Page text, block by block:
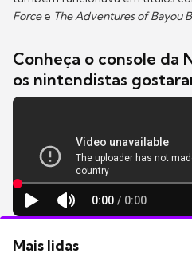
Forcee The Adventures of Bayou
Conheça o console da
os nintendistas
Mais lidas